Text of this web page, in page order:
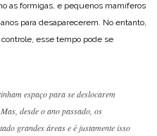
as formigas, e pequenos mamíferos
para desaparecerem. No entanto,
esse tempo pode se
espaço para se deslocarem
desde o ano passado, os
grandes áreas e é justamente isso